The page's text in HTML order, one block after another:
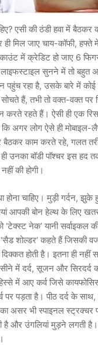
एसी की ठंडी हवा में बैठकर
ही मिल जाए चाय-कॉफी,
में क्रेडिट हो जाए 6
सुनने में तो बहुत
पहुंच रहा है, उसके बारे में कोई
हैं, तभी तो वक्त-वक्त पर
रहते हैं। ऐसी ही एक
अगर लोग ऐसे ही मोबाइल-
बैठकर काम करते रहे, गलत
उनका बॉडी पॉश्चर इस हद
की होगी।
होना चाहिए। मुड़ी गर्दन,
आपकी बोन हेल्थ के लिए
नेक’ यानी सर्वाइकल की
शोल्डर’ कहते हैं जिसकी
होती है। इतना ही नहीं
में दर्द, सूजन और सिरदर्द
में आए कर्व जिसे
पड़ता है। पीठ दर्द के
का असर भी स्पाइनल
है और उंगलियां मुड़ने लगती